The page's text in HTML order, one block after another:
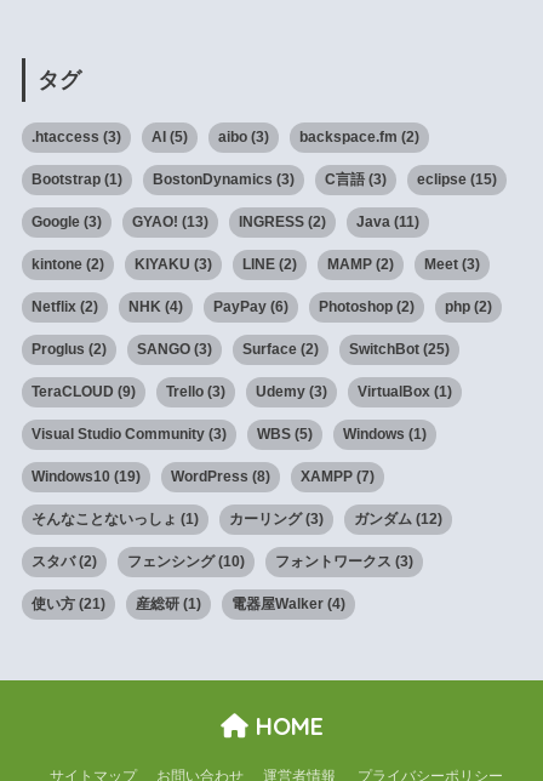
タグ
.htaccess (3) AI (5) aibo(3) backspace.fm (2)
Bootstrap(1) BostonDynamics (3) C言語(3) eclipse(15)
Google(3) GYAO! (13) INGRESS(2) Java(11)
kintone(2) KIYAKU (3) LINE(2) MAMP(2) Meet(3)
Netflix(2) NHK(4) PayPay(6) Photoshop(2) php(2)
Proglus (2) SANGO(3) Surface(2) SwitchBot(25)
TeraCLOUD (9) Trello(3) Udemy(3) VirtualBox(1)
Visual Studio Community(3) WBS(5) Windows (1)
Windows10(19) WordPress (8) XAMPP(7)
そんなことないっしょ (1) カーリング(3) ガンダム(12)
スタバ(2) フェンシング(10) フォントワークス (3)
使い方(21) 産総研(1) 電器屋Walker(4)
HOME
サイトマップ お問い合わせ 運営者情報 プライバシーポリシー